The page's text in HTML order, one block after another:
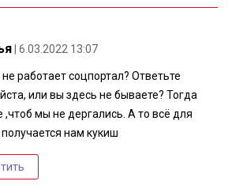
| 6.03.2022 13:07
работает соцпортал? Ответьте
или вы здесь не бываете? Тогда
,чтоб мы не дергались. А то всё для
нам кукиш